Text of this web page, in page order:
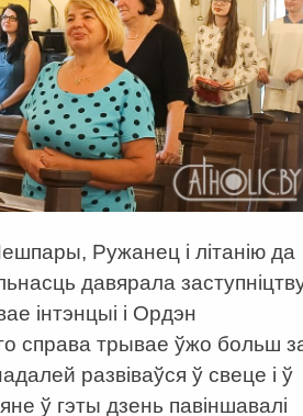
Ружанец і літанію да
давярала
інтэнцыі і Ордэн
справа трывае ўжо больш
развіваўся ў свеце і ў
ў гэты дзень павіншавалі